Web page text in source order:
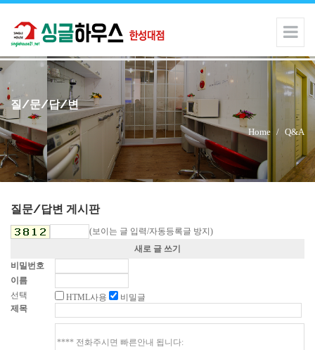
질/문/답/변
Home / Q&A
질문/답변 게시판
(보이는 글 입력/자동등록글 방지)
새로 글 쓰기
비밀번호
이름
선택
HTML사용
비밀글
제목